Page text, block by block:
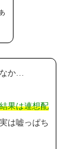
なか…
果は連想配
は嘘っぱち